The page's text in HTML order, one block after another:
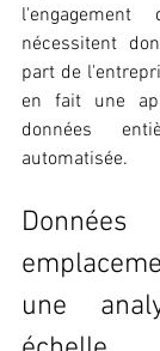
nécessitent
part de
en fait une
données
automatisée.
une